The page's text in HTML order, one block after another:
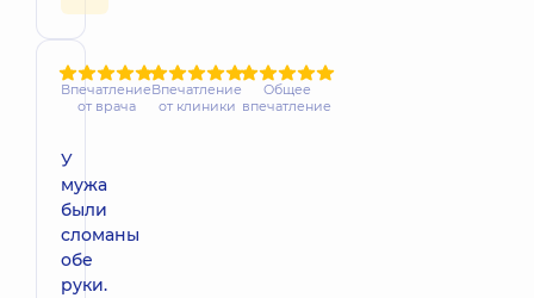
Впечатление
от врача
Впечатление
от клиники
Общее
впечатление
У
мужа
были
сломаны
обе
руки.